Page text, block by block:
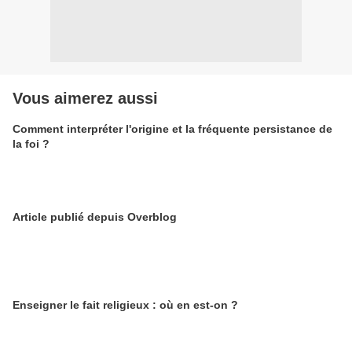
Vous aimerez aussi
Comment interpréter l'origine et la fréquente persistance de
la foi ?
Article publié depuis Overblog
Enseigner le fait religieux : où en est-on ?